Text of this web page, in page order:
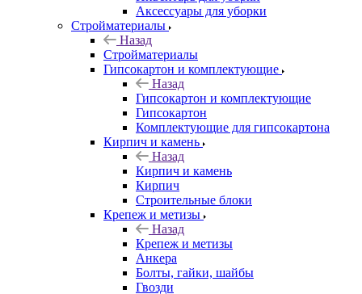
Аксессуары для уборки
Стройматериалы
Назад
Стройматериалы
Гипсокартон и комплектующие
Назад
Гипсокартон и комплектующие
Гипсокартон
Комплектующие для гипсокартона
Кирпич и камень
Назад
Кирпич и камень
Кирпич
Строительные блоки
Крепеж и метизы
Назад
Крепеж и метизы
Анкера
Болты, гайки, шайбы
Гвозди